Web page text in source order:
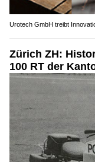
Urotech GmbH treibt
Zürich ZH:
100 RT der